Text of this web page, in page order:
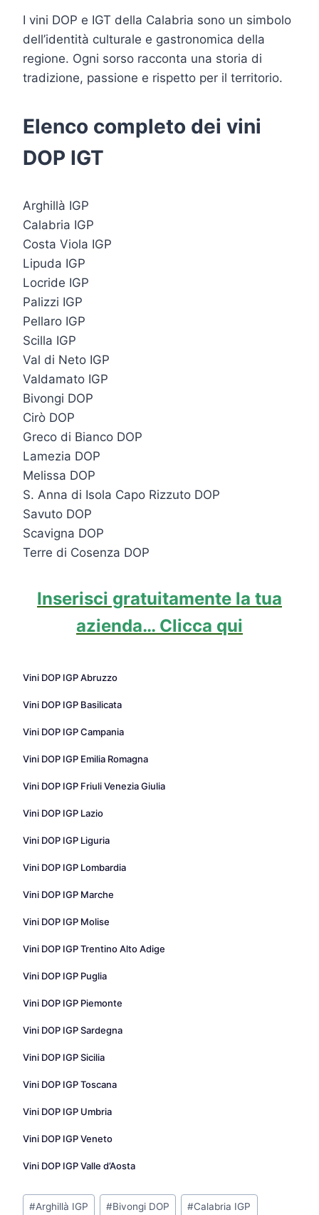
I vini DOP e IGT della Calabria sono un simbolo
dell’identità culturale e gastronomica della
regione. Ogni sorso racconta una storia di
tradizione, passione e rispetto per il territorio.
Elenco completo dei vini
DOP IGT
Arghillà IGP
Calabria IGP
Costa Viola IGP
Lipuda IGP
Locride IGP
Palizzi IGP
Pellaro IGP
Scilla IGP
Val di Neto IGP
Valdamato IGP
Bivongi DOP
Cirò DOP
Greco di Bianco DOP
Lamezia DOP
Melissa DOP
S. Anna di Isola Capo Rizzuto DOP
Savuto DOP
Scavigna DOP
Terre di Cosenza DOP
Inserisci gratuitamente la tua
azienda… Clicca qui
Vini DOP IGP Abruzzo
Vini DOP IGP Basilicata
Vini DOP IGP Campania
Vini DOP IGP Emilia Romagna
Vini DOP IGP Friuli Venezia Giulia
Vini DOP IGP Lazio
Vini DOP IGP Liguria
Vini DOP IGP Lombardia
Vini DOP IGP Marche
Vini DOP IGP Molise
Vini DOP IGP Trentino Alto Adige
Vini DOP IGP Puglia
Vini DOP IGP Piemonte
Vini DOP IGP Sardegna
Vini DOP IGP Sicilia
Vini DOP IGP Toscana
Vini DOP IGP Umbria
Vini DOP IGP Veneto
Vini DOP IGP Valle d’Aosta
Tag
#Arghillà IGP #Bivongi DOP #Calabria IGP